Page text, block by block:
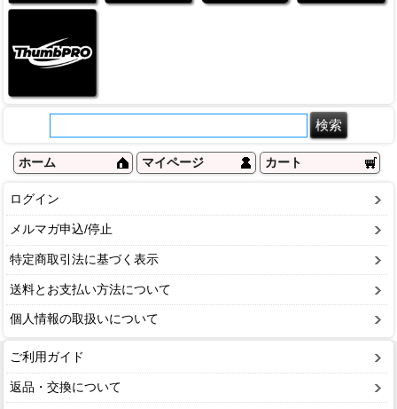
ホーム マイページ カート
ログイン
メルマガ申込/停止
特定商取引法に基づく表示
送料とお支払い方法について
個人情報の取扱いについて
ご利用ガイド
返品・交換について